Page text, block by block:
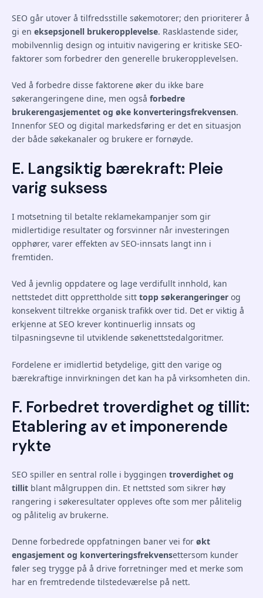
SEO går utover å tilfredsstille søkemotorer; den prioriterer å
gi en eksepsjonell brukeropplevelse. Rasklastende sider,
mobilvennlig design og intuitiv navigering er kritiske SEO-
faktorer som forbedrer den generelle brukeropplevelsen.
Ved å forbedre disse faktorene øker du ikke bare
søkerangeringene dine, men også forbedre
brukerengasjementet og øke konverteringsfrekvensen.
Innenfor SEO og digital markedsføring er det en situasjon
der både søkekanaler og brukere er fornøyde.
E. Langsiktig bærekraft: Pleie
varig suksess
I motsetning til betalte reklamekampanjer som gir
midlertidige resultater og forsvinner når investeringen
opphører, varer effekten av SEO-innsats langt inn i
fremtiden.
Ved å jevnlig oppdatere og lage verdifullt innhold, kan
nettstedet ditt opprettholde sitt topp søkerangeringer og
konsekvent tiltrekke organisk trafikk over tid. Det er viktig å
erkjenne at SEO krever kontinuerlig innsats og
tilpasningsevne til utviklende søkenettstedalgoritmer.
Fordelene er imidlertid betydelige, gitt den varige og
bærekraftige innvirkningen det kan ha på virksomheten din.
F. Forbedret troverdighet og tillit:
Etablering av et imponerende
rykte
SEO spiller en sentral rolle i byggingen troverdighet og
tillit blant målgruppen din. Et nettsted som sikrer høy
rangering i søkeresultater oppleves ofte som mer pålitelig
og pålitelig av brukerne.
Denne forbedrede oppfatningen baner vei for økt
engasjement og konverteringsfrekvensettersom kunder
føler seg trygge på å drive forretninger med et merke som
har en fremtredende tilstedeværelse på nett.